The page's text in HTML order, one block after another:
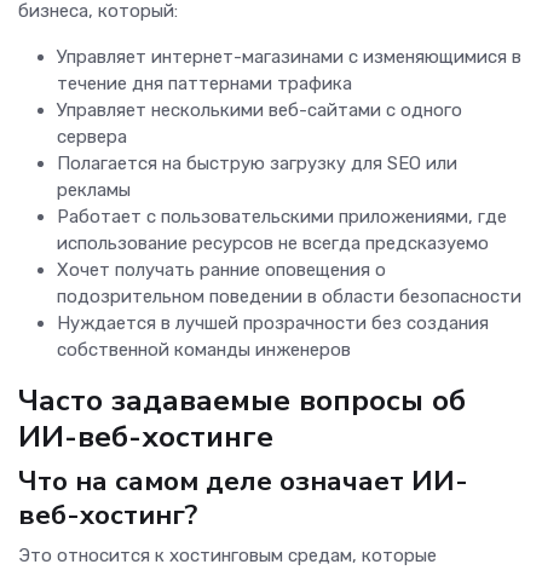
бизнеса, который:
Управляет интернет-магазинами с изменяющимися в
течение дня паттернами трафика
Управляет несколькими веб-сайтами с одного
сервера
Полагается на быструю загрузку для SEO или
рекламы
Работает с пользовательскими приложениями, где
использование ресурсов не всегда предсказуемо
Хочет получать ранние оповещения о
подозрительном поведении в области безопасности
Нуждается в лучшей прозрачности без создания
собственной команды инженеров
Часто задаваемые вопросы об
ИИ-веб-хостинге
Что на самом деле означает ИИ-
веб-хостинг?
Это относится к хостинговым средам, которые